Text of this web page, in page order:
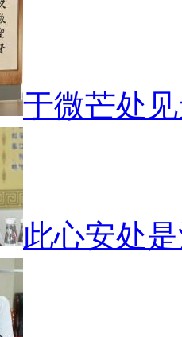
于微芒处
此心安处